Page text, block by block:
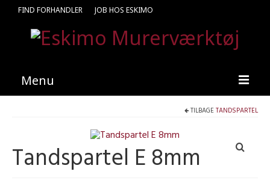
FIND FORHANDLER JOB HOS ESKIMO
Menu
Kataloger
TILBAGETANDSPARTEL
Tandspartel E 8mm